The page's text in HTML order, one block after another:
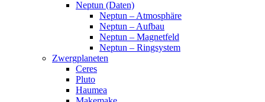
Neptun (Daten)
Neptun – Atmosphäre
Neptun – Aufbau
Neptun – Magnetfeld
Neptun – Ringsystem
Zwergplaneten
Ceres
Pluto
Haumea